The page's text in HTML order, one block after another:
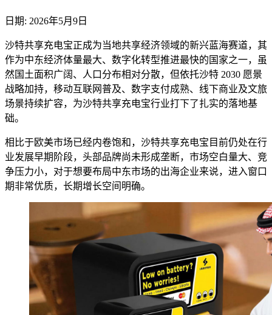
日期: 2026年5月9日
沙特共享充电宝正成为当地共享经济领域的新兴蓝海赛道，其
作为中东经济体量最大、数字化转型推进最快的国家之一，虽
然国土面积广阔、人口分布相对分散，但依托沙特 2030 愿景
战略加持，移动互联网普及、数字支付成熟、线下商业及文旅
场景持续扩容，为沙特共享充电宝行业打下了扎实的落地基
础。
相比于欧美市场已经内卷饱和，沙特共享充电宝目前仍处在行
业发展早期阶段，头部品牌尚未形成垄断，市场空白量大、竞
争压力小，对于想要布局中东市场的出海企业来说，进入窗口
期非常优质，长期增长空间明确。